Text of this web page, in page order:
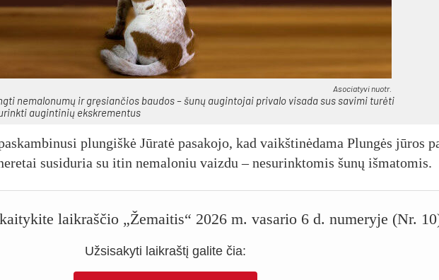
Asociatyvi nuotr.
ne­ma­lo­nu­mų ir grę­sian­čios bau­dos – šu­nų au­gin­to­jai pri­va­lo vi­sa­da sus sa­vi­mi tu­rė­ti
au­gin­ti­nių eksk­re­men­tus
plun­giš­kė Jū­ra­tė pa­sa­ko­jo, kad vaikš­ti­nė­da­ma Plun­gės jū­ros
su­si­du­ria su itin ne­ma­lo­niu vaiz­du – ne­su­rink­to­mis šu­nų iš­ma­to­mis.
laikraščio „Žemaitis“ 2026 m. vasario 6 d. numeryje (Nr.
Užsisakyti laikraštį galite čia: